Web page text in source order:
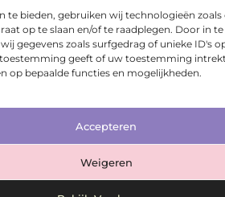
te bieden, gebruiken wij technologieën
op te slaan en/of te raadplegen. Door in
gegevens zoals surfgedrag of unieke ID's
geeft of uw toestemming
op bepaalde functies en mogelijkheden.
Accepteren
Weigeren